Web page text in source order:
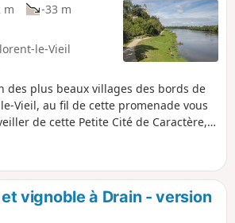
m
-33 m
le-Vieil
des plus beaux villages des bords de
Vieil, au fil de cette promenade vous
de cette Petite Cité de Caractère,
vignoble à Drain - version